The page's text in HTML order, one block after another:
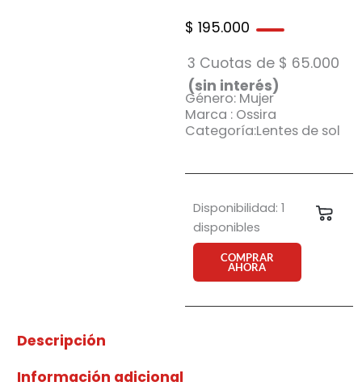
$ 195.000
3 Cuotas de $ 65.000
(sin interés)
Género: Mujer
Marca : Ossira
Categoría:Lentes de sol
Disponibilidad: 1
disponibles
Anteojo
de
Ossira
c2
cantidad
COMPRAR
AHORA
Descripción
Información adicional